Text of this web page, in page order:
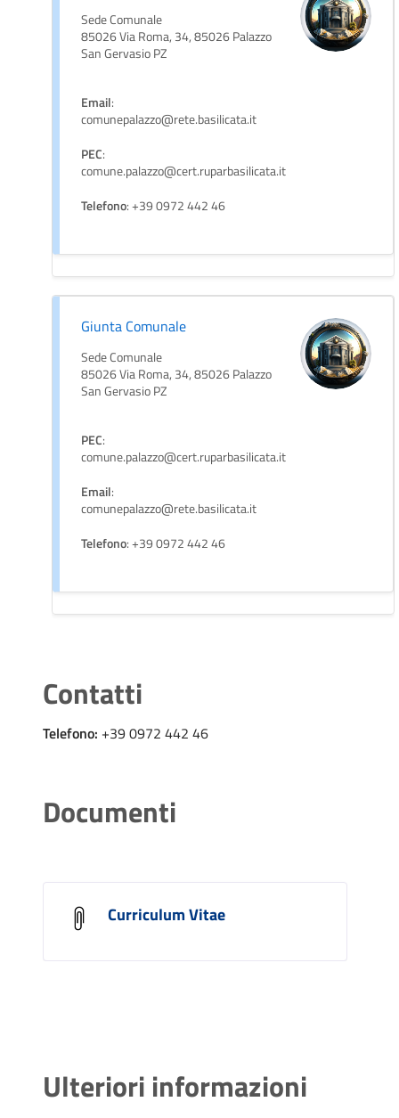
Sede Comunale
85026 Via Roma, 34, 85026 Palazzo
San Gervasio PZ
Email:
comunepalazzo@rete.basilicata.it
PEC:
comune.palazzo@cert.ruparbasilicata.it
Telefono: +39 0972 442 46
Giunta Comunale
Sede Comunale
85026 Via Roma, 34, 85026 Palazzo
San Gervasio PZ
PEC:
comune.palazzo@cert.ruparbasilicata.it
Email:
comunepalazzo@rete.basilicata.it
Telefono: +39 0972 442 46
Contatti
Telefono: +39 0972 442 46
Documenti
Curriculum Vitae
Ulteriori informazioni